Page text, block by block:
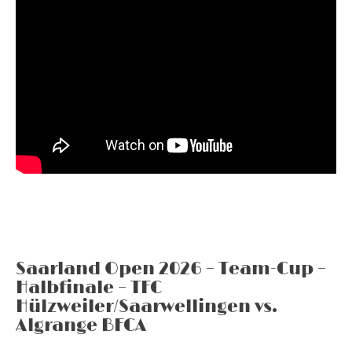
Saarland Open 2026 – Team-Cup –
Halbfinale – TFC
Hülzweiler/Saarwellingen vs.
Algrange BFCA